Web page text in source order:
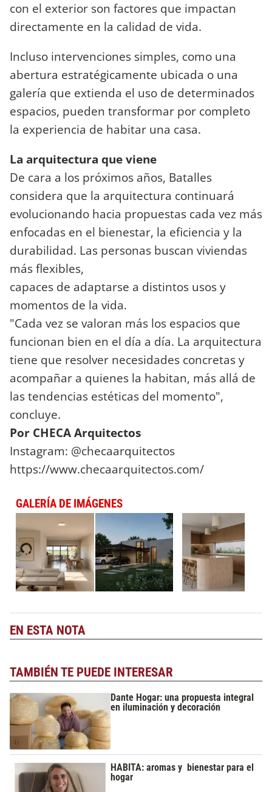
con el exterior son factores que impactan
directamente en la calidad de vida.
Incluso intervenciones simples, como una
abertura estratégicamente ubicada o una
galería que extienda el uso de determinados
espacios, pueden transformar por completo
la experiencia de habitar una casa.
La arquitectura que viene
De cara a los próximos años, Batalles
considera que la arquitectura continuará
evolucionando hacia propuestas cada vez más
enfocadas en el bienestar, la eficiencia y la
durabilidad. Las personas buscan viviendas
más flexibles,
capaces de adaptarse a distintos usos y
momentos de la vida.
"Cada vez se valoran más los espacios que
funcionan bien en el día a día. La arquitectura
tiene que resolver necesidades concretas y
acompañar a quienes la habitan, más allá de
las tendencias estéticas del momento",
concluye.
Por CHECA Arquitectos
Instagram: @checaarquitectos
https://www.checaarquitectos.com/
GALERÍA DE IMÁGENES
EN ESTA NOTA
TAMBIÉN TE PUEDE INTERESAR
Dante Hogar: una propuesta integral
en iluminación y decoración
HABITA: aromas y bienestar para el
hogar